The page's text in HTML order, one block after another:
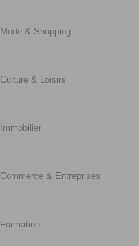
Mode & Shopping
Culture & Loisirs
Immobilier
Commerce & Entreprises
Formation